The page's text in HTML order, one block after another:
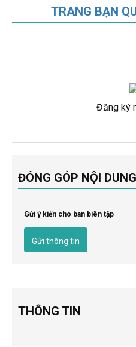
TRANG BẠN
Đăng ký
ĐÓNG GÓP NỘI DUNG
Gửi ý kiến cho ban biên tập
Gửi thông tin
THÔNG TIN